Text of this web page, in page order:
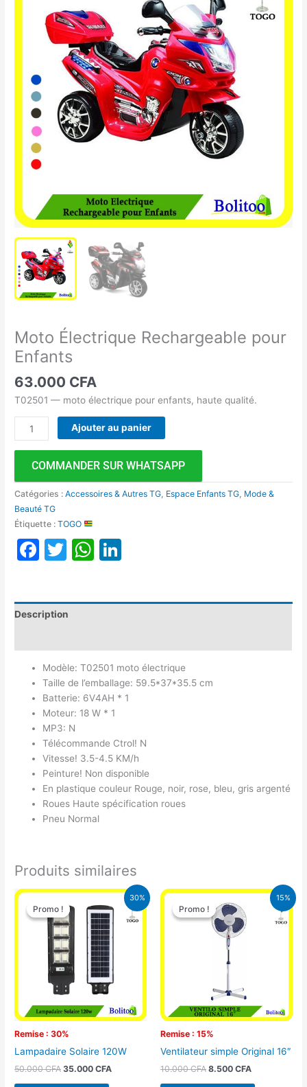
Moto Électrique Rechargeable pour
Enfants
63.000 CFA
T02501 — moto électrique pour enfants, haute qualité.
Rechargeable
Ajouter au panier
COMMANDER SUR WHATSAPP
Catégories :Accessoires & Autres TG, Espace Enfants TG, Mode &
Beauté TG
Étiquette :TOGO
Facebook
TwitterWhatsApp
Description
Modèle: T02501 moto électrique
Taille de l’emballage: 59.5*37*35.5 cm
Batterie: 6V4AH * 1
Moteur: 18 W * 1
MP3: N
Télécommande Ctrol! N
Vitesse! 3.5-4.5 KM/h
Peinture! Non disponible
En plastique couleur Rouge, noir, rose, bleu, gris argenté
Roues Haute spécification roues
Pneu Normal
Produits similaires
30%
Promo !
Remise : 30%
Promo !
Lampadaire Solaire 120W
50.000CFA
Le
prix
initial
était :
50.000 CFA.
35.000CFA
Le
prix
actuel
est :
35.000 CFA.
15%
Promo !
Remise : 15%
Promo !
Ventilateur simple Original 16″
10.000CFA
Le
prix
initial
était :
10.000 CFA.
8.500 CFA
Le